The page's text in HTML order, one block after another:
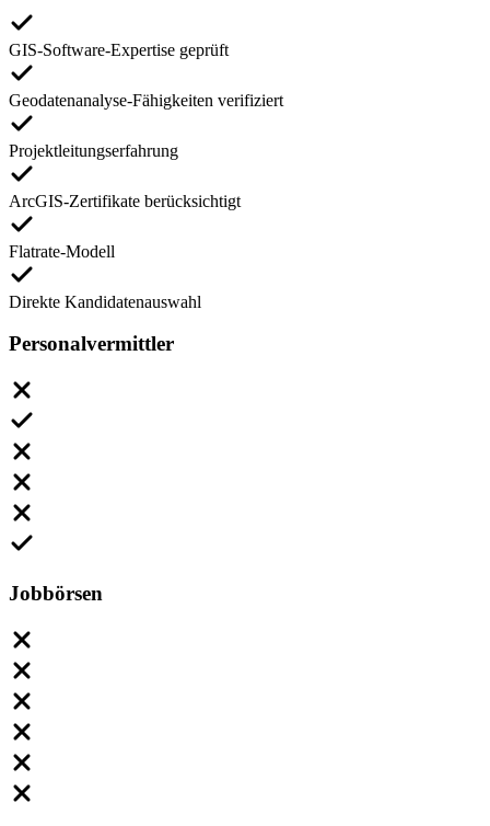
GIS-Software-Expertise geprüft
Geodatenanalyse-Fähigkeiten verifiziert
Projektleitungserfahrung
ArcGIS-Zertifikate berücksichtigt
Flatrate-Modell
Direkte Kandidatenauswahl
Personalvermittler
Jobbörsen